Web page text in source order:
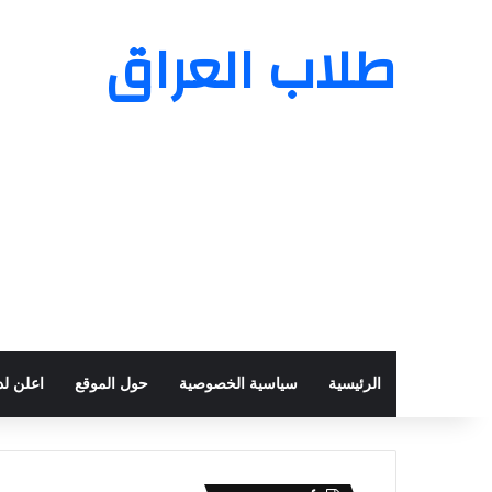
طلاب العراق
الرئيسية سياسية الخصوصية حول الموقع اعلن